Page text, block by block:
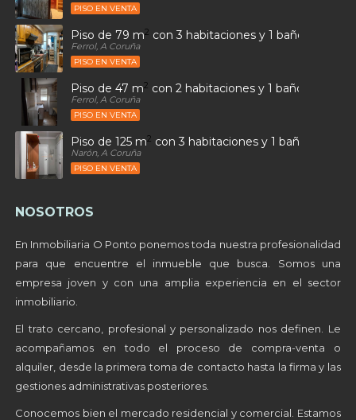
PISO EN VENTA
Piso de 79 m2 con 3 habitaciones y 1 baños en
Ferrol, A Coruña
PISO EN VENTA
Piso de 47 m2 con 2 habitaciones y 1 baños en
Ferrol, A Coruña
PISO EN VENTA
Piso de 125 m2 con 3 habitaciones y 1 baños en
Narón, A Coruña
PISO EN VENTA
NOSOTROS
En Inmobiliaria O Ponto ponemos toda nuestra profesionalidad
para que encuentre el inmueble que busca. Somos una
empresa joven y con una amplia experiencia en el sector
inmobiliario.
El trato cercano, profesional y personalizado nos definen. Le
acompañamos en todo el proceso de compra-venta o
alquiler, desde la primera toma de contacto hasta la firma y las
gestiones administrativas posteriores.
Conocemos bien el mercado residencial y comercial. Estamos